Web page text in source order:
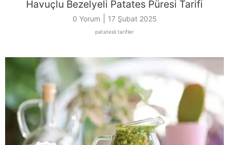
Havuçlu Bezelyeli Patates Püresi Tarifi
0 Yorum 17 Şubat 2025
patatesli tarifler